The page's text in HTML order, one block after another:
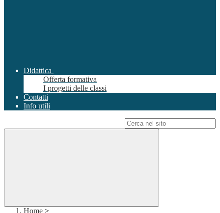
Didattica
Offerta formativa
I progetti delle classi
Contatti
Info utili
Home >